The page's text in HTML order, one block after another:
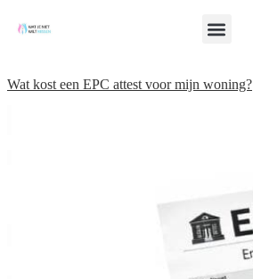
Wat kost een EPC attest voor mijn woning?